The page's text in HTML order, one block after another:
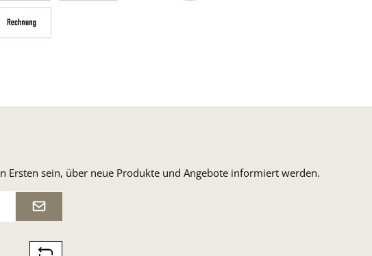
normaler Versand Deutsche Post
Ersten sein, über neue Produkte und Angebote informiert werden.